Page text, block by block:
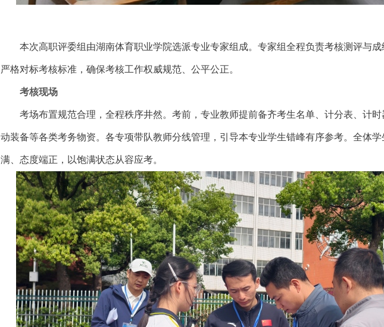
本次高职评委组由湖南体育职业学院选派专业专家组成。专家组全程负责考核测评与成
严格对标考核标准，确保考核工作权威规范、公平公正。
考核现场
考场布置规范合理，全程秩序井然。考前，专业教师提前备齐考生名单、计分表、计时
动装备等各类考务物资。各专项带队教师分线管理，引导本专业学生错峰有序参考。全体学
满、态度端正，以饱满状态从容应考。